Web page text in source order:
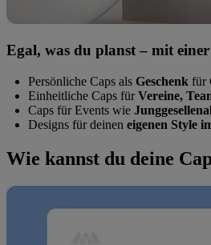
Egal, was du planst – mit
Persönliche Caps alsGeschenk für
Einheitliche Caps fürVereine,
Caps für Events wie
Designs für deineneigenen Style
Wie kannst du deine